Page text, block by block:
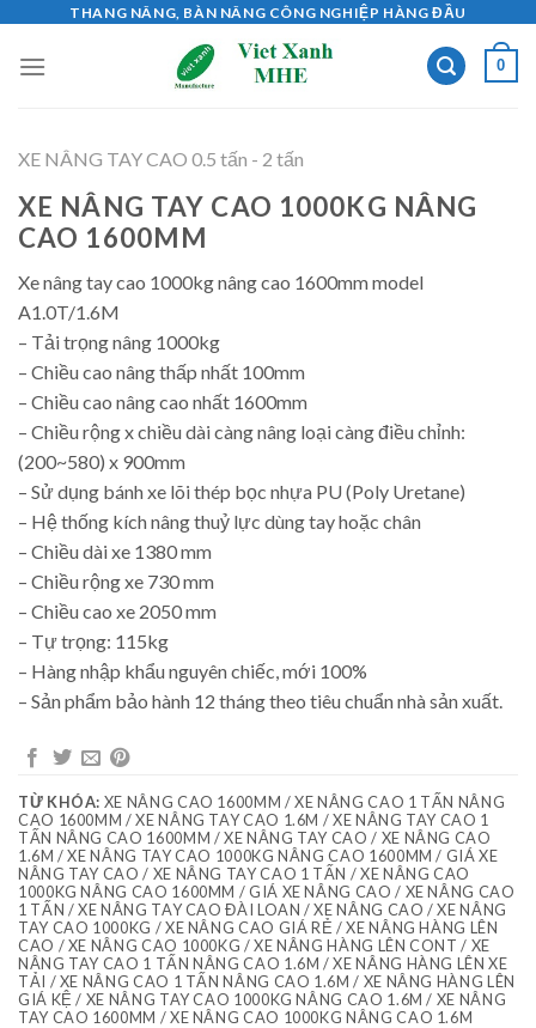
content
THANG NÂNG, BÀN NÂNG CÔNG NGHIỆP HÀNG ĐẦU
0
XE NÂNG TAY CAO 0.5 tấn - 2 tấn
XE NÂNG TAY CAO 1000KG NÂNG
CAO 1600MM
Xe nâng tay cao 1000kg nâng cao 1600mm model
A1.0T/1.6M
– Tải trọng nâng 1000kg
– Chiều cao nâng thấp nhất 100mm
– Chiều cao nâng cao nhất 1600mm
– Chiều rộng x chiều dài càng nâng loại càng điều chỉnh:
(200~580) x 900mm
– Sử dụng bánh xe lõi thép bọc nhựa PU (Poly Uretane)
– Hệ thống kích nâng thuỷ lực dùng tay hoặc chân
– Chiều dài xe 1380 mm
– Chiều rộng xe 730 mm
– Chiều cao xe 2050 mm
– Tự trọng: 115kg
– Hàng nhập khẩu nguyên chiếc, mới 100%
– Sản phẩm bảo hành 12 tháng theo tiêu chuẩn nhà sản xuất.
TỪ KHÓA: XE NÂNG CAO 1600MM / XE NÂNG CAO 1 TẤN NÂNG
CAO 1600MM / XE NÂNG TAY CAO 1.6M / XE NÂNG TAY CAO 1
TẤN NÂNG CAO 1600MM / XE NÂNG TAY CAO / XE NÂNG CAO
1.6M / XE NÂNG TAY CAO 1000KG NÂNG CAO 1600MM / GIÁ XE
NÂNG TAY CAO / XE NÂNG TAY CAO 1 TẤN / XE NÂNG CAO
1000KG NÂNG CAO 1600MM / GIÁ XE NÂNG CAO / XE NÂNG CAO
1 TẤN / XE NÂNG TAY CAO ĐÀI LOAN / XE NÂNG CAO / XE NÂNG
TAY CAO 1000KG / XE NÂNG CAO GIÁ RẺ / XE NÂNG HÀNG LÊN
CAO / XE NÂNG CAO 1000KG / XE NÂNG HÀNG LÊN CONT / XE
NÂNG TAY CAO 1 TẤN NÂNG CAO 1.6M / XE NÂNG HÀNG LÊN XE
TẢI / XE NÂNG CAO 1 TẤN NÂNG CAO 1.6M / XE NÂNG HÀNG LÊN
GIÁ KỆ / XE NÂNG TAY CAO 1000KG NÂNG CAO 1.6M / XE NÂNG
TAY CAO 1600MM / XE NÂNG CAO 1000KG NÂNG CAO 1.6M